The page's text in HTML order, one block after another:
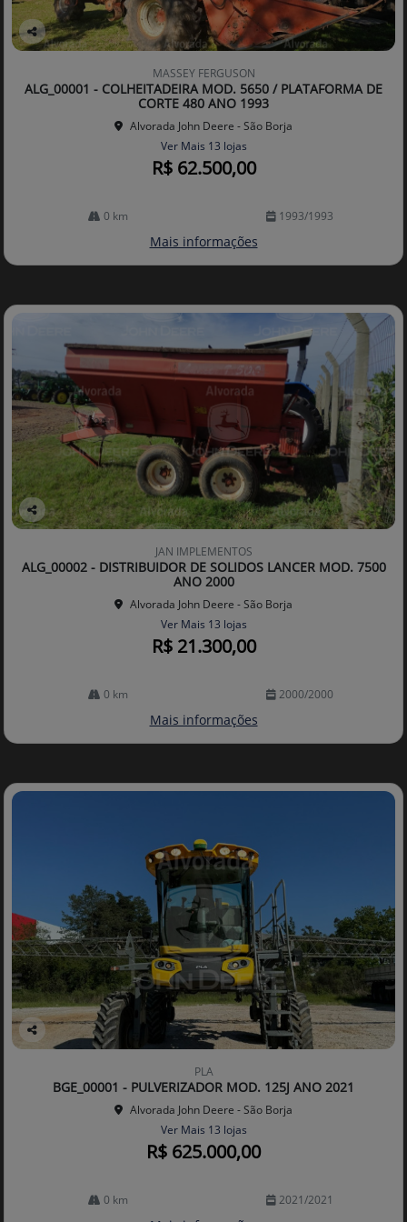
Co
arti
lhe
MASSEY FERGUSON
ALG_00001 - COLHEITADEIRA MOD. 5650 / PLATAFORMA DE
CORTE 480 ANO 1993
Alvorada John Deere - São Borja
Ver Mais 13 lojas
R$ 62.500,00
0 km 1993/1993
Mais informações
Co
arti
lhe
JAN IMPLEMENTOS
ALG_00002 - DISTRIBUIDOR DE SOLIDOS LANCER MOD. 7500
ANO 2000
Alvorada John Deere - São Borja
Ver Mais 13 lojas
R$ 21.300,00
0 km 2000/2000
Mais informações
Co
PLA
BGE_00001 - PULVERIZADOR MOD. 125J ANO 2021
Alvorada John Deere - São Borja
Ver Mais 13 lojas
R$ 625.000,00
0 km 2021/2021